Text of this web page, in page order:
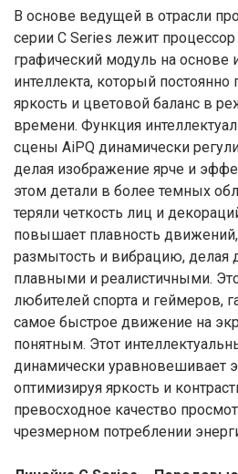
В основе ведущей в отрасли
серии C Series лежит процессор
графический модуль на основе
интеллекта, который
яркость и цветовой баланс в
времени. Функция
сцены AiPQ динамически
делая изображение ярче и
этом детали в более темных
теряли четкость лиц и
повышает плавность
размытость и вибрацию, делая
плавными и реалистичными.
любителей спорта и геймеров,
самое быстрое движение на
понятным. Этот
динамически уравновешивает
оптимизируя яркость и
превосходное качество
чрезмерном потреблении